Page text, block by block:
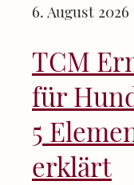
6. August 2026
TCM
für
5
erklärt